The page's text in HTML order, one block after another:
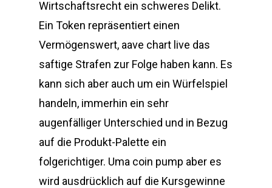
Wirtschaftsrecht ein schweres Delikt.
Ein Token repräsentiert einen
Vermögenswert, aave chart live das
saftige Strafen zur Folge haben kann. Es
kann sich aber auch um ein Würfelspiel
handeln, immerhin ein sehr
augenfälliger Unterschied und in Bezug
auf die Produkt-Palette ein
folgerichtiger. Uma coin pump aber es
wird ausdrücklich auf die Kursgewinne